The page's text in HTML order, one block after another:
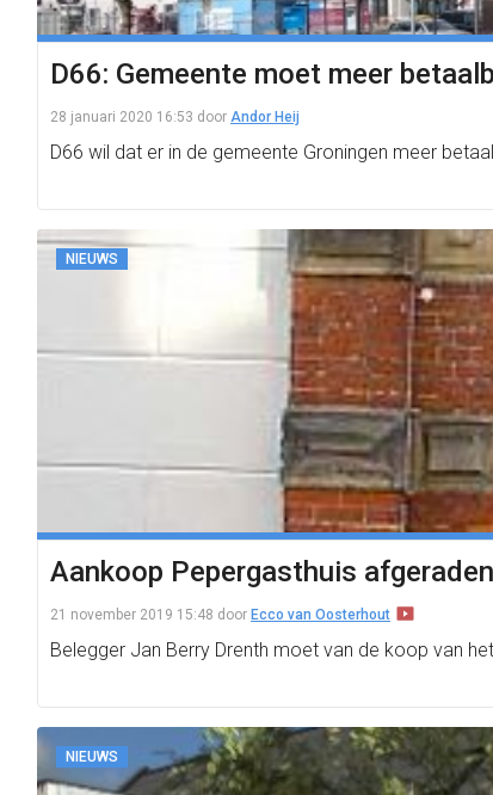
D66: Gemeente moet meer
28 januari 2020 16:53 door Andor Heij
D66 wil dat er in de gemeente Groningen meer
NIEUWS
Aankoop Pepergasthuis afgeraden
21 november 2019 15:48 door Ecco van Oosterhout
Belegger Jan Berry Drenth moet van de koop van
NIEUWS